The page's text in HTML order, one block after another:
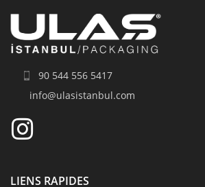
90 544 556 5417
info@ulasistanbul.com
LIENS RAPIDES